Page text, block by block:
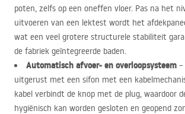
poten, zelfs op een oneffen vloer. Pas na het
uitvoeren van een lektest wordt het
wat een veel grotere structurele stabiliteit
de fabriek geïntegreerde baden.
Automatisch afvoer- en overloopsysteem
uitgerust met een sifon met een
kabel verbindt de knop met de plug, waardoor
hygiënisch kan worden gesloten en geopend